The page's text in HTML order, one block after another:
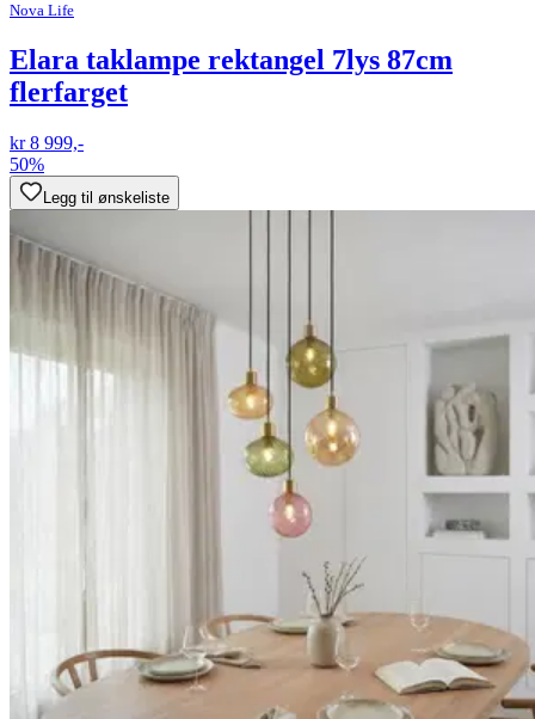
Nova Life
Elara taklampe rektangel 7lys 87cm
flerfarget
kr 8 999,-
50%
Legg til ønskeliste